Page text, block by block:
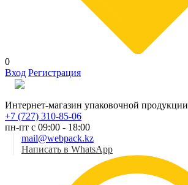
0
Вход Регистрация
Интернет-магазин упаковочной продукции
+7 (727) 310-85-06
пн-пт с 09:00 - 18:00
mail@webpack.kz
Написать в WhatsApp